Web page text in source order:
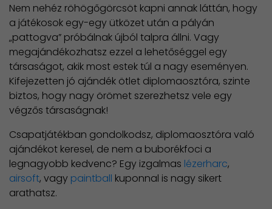
Nem nehéz röhögőgörcsöt kapni annak láttán, hogy
a játékosok egy-egy ütközet után a pályán
„pattogva” próbálnak újból talpra állni. Vagy
megajándékozhatsz ezzel a lehetőséggel egy
társaságot, akik most estek túl a nagy eseményen.
Kifejezetten jó ajándék ötlet diplomaosztóra, szinte
biztos, hogy nagy örömet szerezhetsz vele egy
végzős társaságnak!
Csapatjátékban gondolkodsz, diplomaosztóra való
ajándékot keresel, de nem a buborékfoci a
legnagyobb kedvenc? Egy izgalmas lézerharc,
airsoft, vagy paintball kuponnal is nagy sikert
arathatsz.